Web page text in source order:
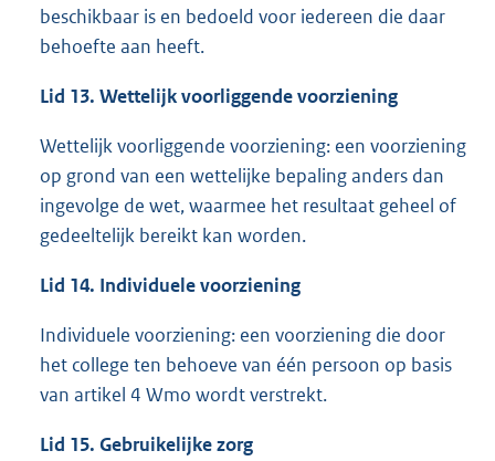
beschikbaar is en bedoeld voor iedereen die daar
behoefte aan heeft.
Lid 13. Wettelijk voorliggende voorziening
Wettelijk voorliggende voorziening: een voorziening
op grond van een wettelijke bepaling anders dan
ingevolge de wet, waarmee het resultaat geheel of
gedeeltelijk bereikt kan worden.
Lid 14. Individuele voorziening
Individuele voorziening: een voorziening die door
het college ten behoeve van één persoon op basis
van artikel 4 Wmo wordt verstrekt.
Lid 15. Gebruikelijke zorg